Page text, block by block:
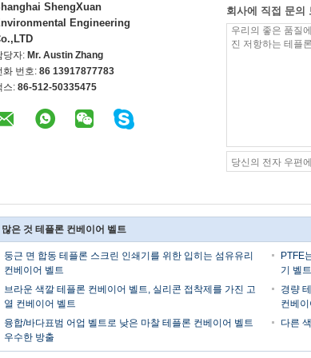
ShengXuan
Engineering
당자: Mr. Austin Zhang
화 번호: 86 13917877783
스: 86-512-50335475
회사에 직접 문의
많은 것 테플론 컨베이어 벨트
둥근 면 합동 테플론 스크린 인쇄기를 위한 입히는 섬유유리
컨베이어 벨트
PTFE
기 벨
브라운 색깔 테플론 컨베이어 벨트, 실리콘 접착제를 가진 고
열 컨베이어 벨트
경량
컨베
융합/바다표범 어업 벨트로 낮은 마찰 테플론 컨베이어 벨트
우수한 방출
다른